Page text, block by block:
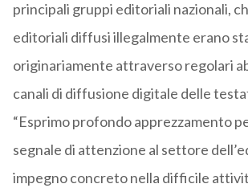
principali gruppi editoriali nazionali,
editoriali diffusi illegalmente erano
originariamente attraverso regolari
canali di diffusione digitale delle
“Esprimo profondo apprezzamento
segnale di attenzione al settore
impegno concreto nella difficile